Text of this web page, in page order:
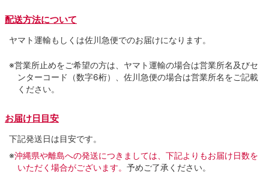
配送方法について
ヤマト運輸もしくは佐川急便でのお届けになります。
※営業所止めをご希望の方は、ヤマト運輸の場合は営業所名及びセ
ンターコード（数字6桁）、佐川急便の場合は営業所名をご記載
ください。
お届け日目安
下記発送日は目安です。
※沖縄県や離島への発送につきましては、下記よりもお届け日数を
いただく場合がございます。 予めご了承ください。